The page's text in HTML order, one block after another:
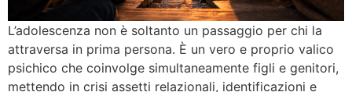
L’adolescenza non è soltanto un passaggio per chi la
attraversa in prima persona. È un vero e proprio valico
psichico che coinvolge simultaneamente figli e genitori,
mettendo in crisi assetti relazionali, identificazioni e